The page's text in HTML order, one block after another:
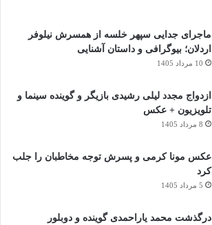
ماجرای جدایی سپهر خلسه از همسرش نیلوفر
اردلان؛ بیوگرافی و داستان آشنایی
10 مرداد 1405
ازدواج مجدد لیلی رشیدی بازیگر و گوینده سینما و
تلویزیون + عکس
8 مرداد 1405
عکس مونا کرمی و پسرش توجه مخاطبان را جلب
کرد
5 مرداد 1405
درگذشت محمد یاراحمدی گوینده و دوبلور